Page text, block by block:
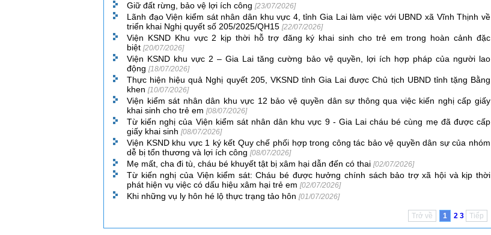
Giữ đất rừng, bảo vệ lợi ích công [23/07/2026]
Lãnh đạo Viện kiểm sát nhân dân khu vực 4, tỉnh Gia Lai làm việc với UBND xã Vĩnh Thịnh về
triển khai Nghị quyết số 205/2025/QH15 [22/07/2026]
Viện KSND Khu vực 2 kịp thời hỗ trợ đăng ký khai sinh cho trẻ em trong hoàn cảnh đặc
biệt [20/07/2026]
Viện KSND khu vực 2 – Gia Lai tăng cường bảo vệ quyền, lợi ích hợp pháp của người lao
động [18/07/2026]
Thực hiện hiệu quả Nghị quyết 205, VKSND tỉnh Gia Lai được Chủ tịch UBND tỉnh tặng Bằng
khen [10/07/2026]
Viện kiểm sát nhân dân khu vực 12 bảo vệ quyền dân sự thông qua việc kiến nghị cấp giấy
khai sinh cho trẻ em [08/07/2026]
Từ kiến nghị của Viện kiểm sát nhân dân khu vực 9 - Gia Lai cháu bé cùng mẹ đã được cấp
giấy khai sinh [08/07/2026]
Viện KSND khu vực 1 ký kết Quy chế phối hợp trong công tác bảo vệ quyền dân sự của nhóm
dễ bị tổn thương và lợi ích công [08/07/2026]
Mẹ mất, cha đi tù, cháu bé khuyết tật bị xâm hại dẫn đến có thai [02/07/2026]
Từ kiến nghị của Viện kiểm sát: Cháu bé được hưởng chính sách bảo trợ xã hội và kịp thời
phát hiện vụ việc có dấu hiệu xâm hại trẻ em [02/07/2026]
Khi những vụ ly hôn hé lộ thực trạng tảo hôn [01/07/2026]
Trở về 1 2 3 Tiếp